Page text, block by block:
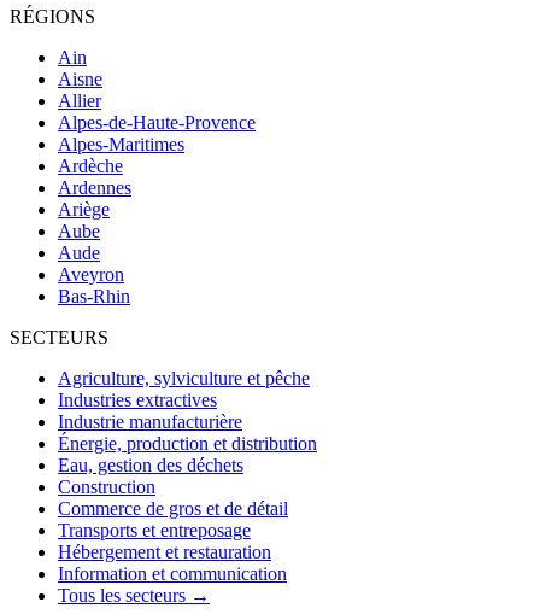
RÉGIONS
Ain
Aisne
Allier
Alpes-de-Haute-Provence
Alpes-Maritimes
Ardèche
Ardennes
Ariège
Aube
Aude
Aveyron
Bas-Rhin
SECTEURS
Agriculture, sylviculture et pêche
Industries extractives
Industrie manufacturière
Énergie, production et distribution
Eau, gestion des déchets
Construction
Commerce de gros et de détail
Transports et entreposage
Hébergement et restauration
Information et communication
Tous les secteurs →